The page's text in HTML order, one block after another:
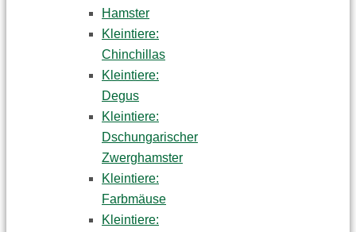
Hamster
Kleintiere:
Chinchillas
Kleintiere:
Degus
Kleintiere:
Dschungarischer
Zwerghamster
Kleintiere:
Farbmäuse
Kleintiere: